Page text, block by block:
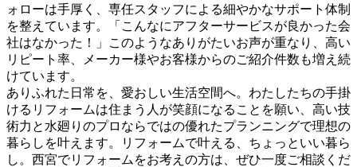
ォローは手厚く、専任スタッフによる細やかなサポート体制
を整えています。「こんなにアフターサービスが良かった会
社はなかった！」このようなありがたいお声が重なり、高い
リピート率、メーカー様やお客様からのご紹介件数も増え続
けています。
ありふれた日常を、愛おしい生活空間へ。わたしたちの手掛
けるリフォームは住まう人が笑顔になることを願い、高い技
術力と水廻りのプロならではの優れたプランニングで理想の
暮らしを叶えます。リフォームで叶える、ちょっといい暮ら
し。西宮でリフォームをお考えの方は、ぜひ一度ご相談くだ